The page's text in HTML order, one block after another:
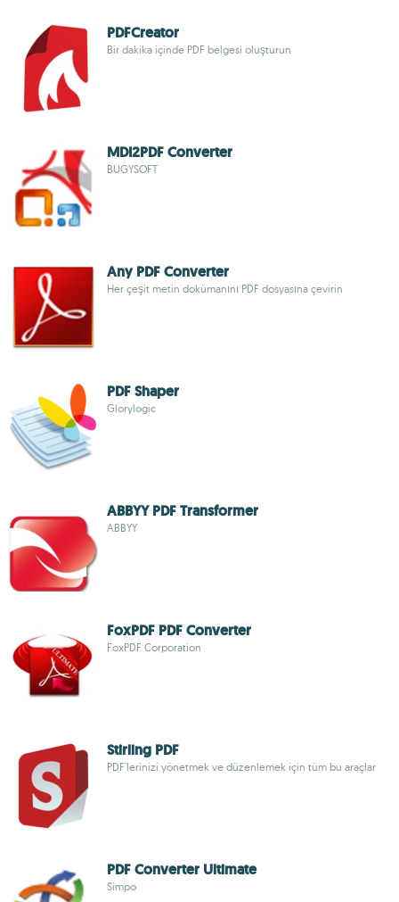
PDFCreator
Bir dakika içinde PDF belgesi oluşturun
MDI2PDF Converter
BUGYSOFT
Any PDF Converter
Her çeşit metin dokümanını PDF dosyasına çevirin
PDF Shaper
Glorylogic
ABBYY PDF Transformer
ABBYY
FoxPDF PDF Converter
FoxPDF Corporation
Stirling PDF
PDF'lerinizi yönetmek ve düzenlemek için tüm bu araçlar
PDF Converter Ultimate
Simpo